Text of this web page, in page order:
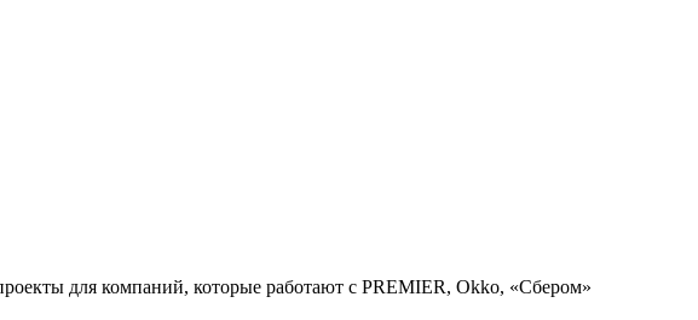
для компаний, которые работают с PREMIER, Okko, «Сбером»